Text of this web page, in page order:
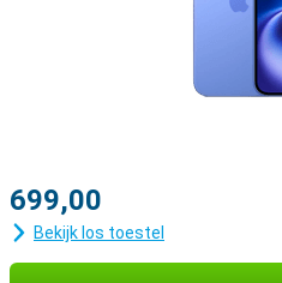
699,00
Bekijk los toestel